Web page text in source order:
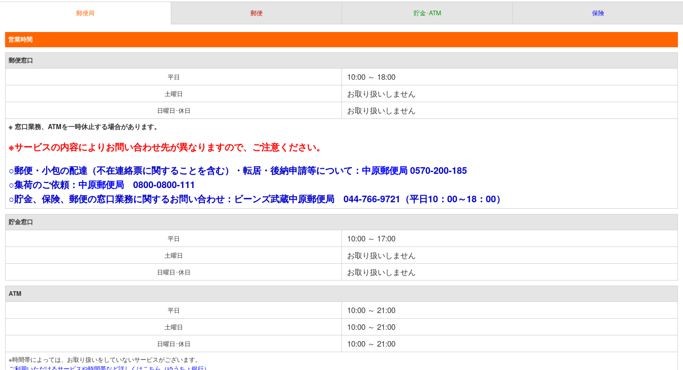
郵便局 郵便 貯金･ATM 保険
営業時間
郵便窓口
平日 10:00 ～ 18:00
土曜日 お取り扱いしません
日曜日･休日 お取り扱いしません
※ 窓口業務、ATMを一時休止する場合があります。
※サービスの内容によりお問い合わせ先が異なりますので、ご注意ください。
○郵便・小包の配達（不在連絡票に関することを含む）・転居・後納申請等について： 中原郵便局0570-200-185
○集荷のご依頼： 中原郵便局 0800-0800-111
○貯金、保険、郵便の窓口業務に関するお問い合わせ：ビーンズ武蔵中原郵便局 044-766-9721（平日10：00～18：00）
貯金窓口
平日 10:00 ～ 17:00
土曜日 お取り扱いしません
日曜日･休日 お取り扱いしません
ATM
平日 10:00 ～ 21:00
土曜日 10:00 ～ 21:00
日曜日･休日 10:00 ～ 21:00
※時間帯によっては、お取り扱いをしていないサービスがございます。
ご利用いただけるサービスや時間帯など詳しくはこちら（ゆうちょ銀行）